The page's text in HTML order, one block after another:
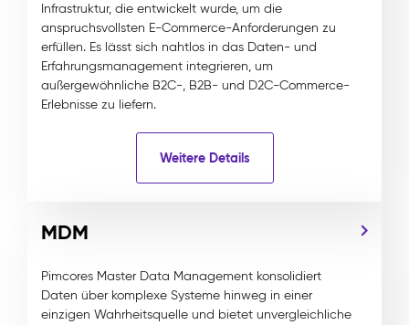
Infrastruktur, die entwickelt wurde, um die
anspruchsvollsten E-Commerce-Anforderungen zu
erfüllen. Es lässt sich nahtlos in das Daten- und
Erfahrungsmanagement integrieren, um
außergewöhnliche B2C-, B2B- und D2C-Commerce-
Erlebnisse zu liefern.
Weitere Details
MDM
Pimcores Master Data Management konsolidiert
Daten über komplexe Systeme hinweg in einer
einzigen Wahrheitsquelle und bietet unvergleichliche